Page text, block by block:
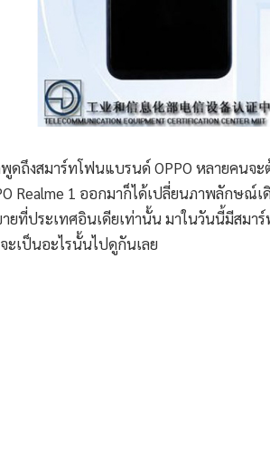
ดถึงสมาร์ทโฟนแบรนด์ OPPO หลายคนจ
Realme 1 ออกมาก็ได้เปลี่ยนภาพลักษณ์
ยที่ประเทศอินเดียเท่านั้น มาในวันนี้มีสมา
ะเป็นอะไรนั้นไปดูกันเลย